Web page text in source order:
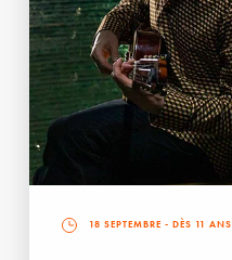
18 SEPTEMBRE - DÈS 11 ANS